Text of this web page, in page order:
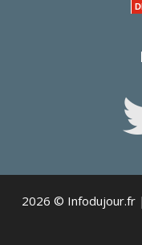
2026 © Infodujour.fr |